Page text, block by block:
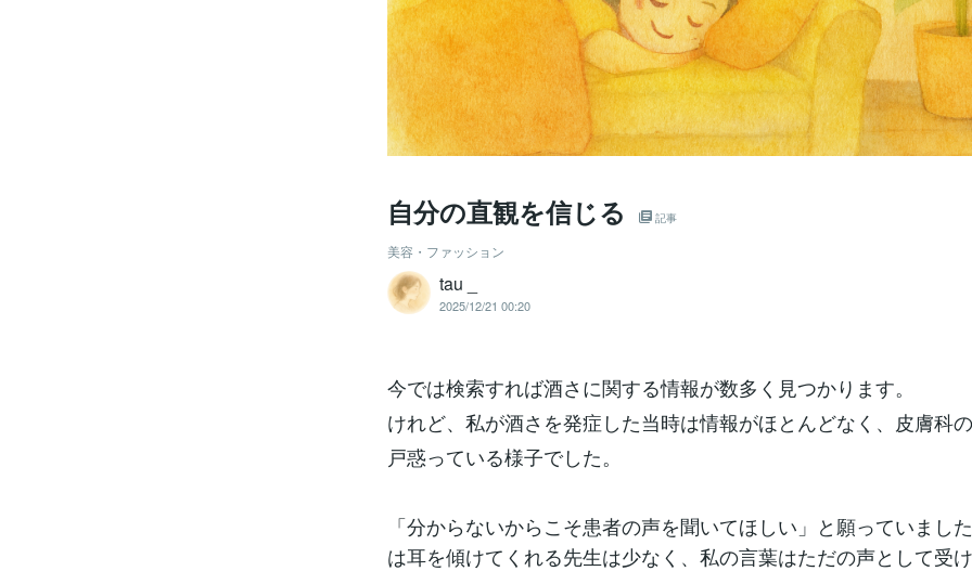
自分の直観を信じる 記事
美容・ファッション
tau _
2025/12/21 00:20
今では検索すれば酒さに関する情報が数多く見つかります。
けれど、私が酒さを発症した当時は情報がほとんどなく、皮膚科
戸惑っている様子でした。
「分からないからこそ患者の声を聞いてほしい」と願っていまし
は耳を傾けてくれる先生は少なく、私の言葉はただの声として受